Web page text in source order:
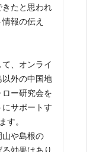
たと思われ
報の伝え
て、オンライ
以外の中国地
ロー研究会を
サポートす
す。
山や島根の